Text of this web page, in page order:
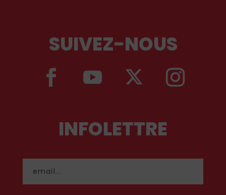
SUIVEZ-NOUS
INFOLETTRE